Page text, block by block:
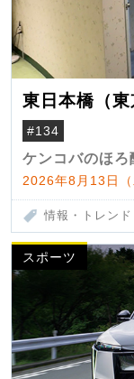
東日本橋（東
#134
ケンコバのほ
2026年8月13日
情報・トレンド
スポーツ